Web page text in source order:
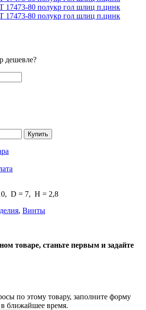
дешевле?
Купить
D = 7, H = 2,8
, Винты
товаре, станьте первым и задайте
по этому товару, заполните форму
ближайшее время.